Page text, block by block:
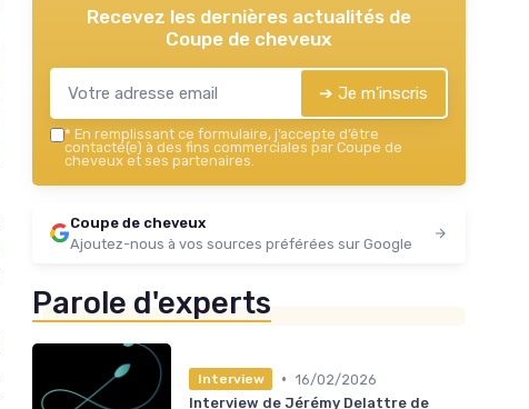
Recevez les dernières actualités de
Coupe de cheveux
➔ Je m'inscris
* En remplissant ce formulaire, j’accepte d’être
contacté(e) à des fins commerciales par Coupe de
cheveux et ses partenaires.
Coupe de cheveux
Ajoutez-nous à vos sources préférées sur Google
Parole d'experts
Interview • 16/02/2026
Interview de Jérémy Delattre de